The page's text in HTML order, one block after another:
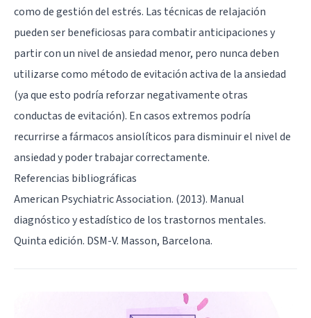
como de gestión del estrés. Las técnicas de relajación
pueden ser beneficiosas para combatir anticipaciones y
partir con un nivel de ansiedad menor, pero nunca deben
utilizarse como método de evitación activa de la ansiedad
(ya que esto podría reforzar negativamente otras
conductas de evitación). En casos extremos podría
recurrirse a fármacos ansiolíticos para disminuir el nivel de
ansiedad y poder trabajar correctamente.
Referencias bibliográficas
American Psychiatric Association. (2013). Manual
diagnóstico y estadístico de los trastornos mentales.
Quinta edición. DSM-V. Masson, Barcelona.